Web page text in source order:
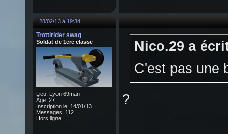
28/02/13 à 19:34
Trottirider swag
Soldat de 1ere classe
Lieu: Lyon 69man
Âge: 27
Inscription le: 14/01/13
Messages: 112
Hors ligne
Nico.29 a
C'est pas une
?